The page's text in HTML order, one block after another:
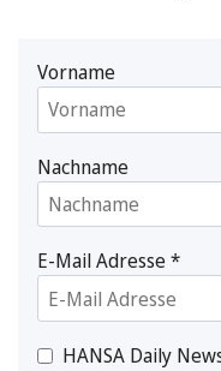
Vorname
Nachname
E-Mail Adresse*
HANSA Daily